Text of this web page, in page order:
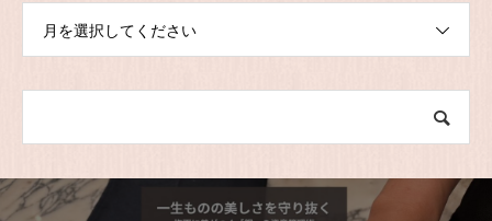
月を選択してください